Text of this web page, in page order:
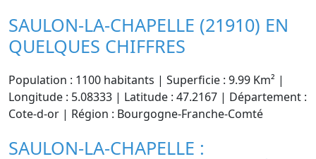
SAULON-LA-CHAPELLE (21910) EN
QUELQUES CHIFFRES
Population : 1100 habitants | Superficie : 9.99 Km² |
Longitude : 5.08333 | Latitude : 47.2167 | Département :
Cote-d-or | Région : Bourgogne-Franche-Comté
SAULON-LA-CHAPELLE :